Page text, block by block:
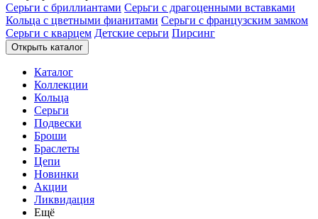
Серьги с бриллиантами Серьги с драгоценными вставками
Кольца с цветными фианитами Серьги с французским замком
Серьги с кварцем Детские серьги Пирсинг
Открыть каталог
Каталог
Коллекции
Кольца
Серьги
Подвески
Броши
Браслеты
Цепи
Новинки
Акции
Ликвидация
Ещё